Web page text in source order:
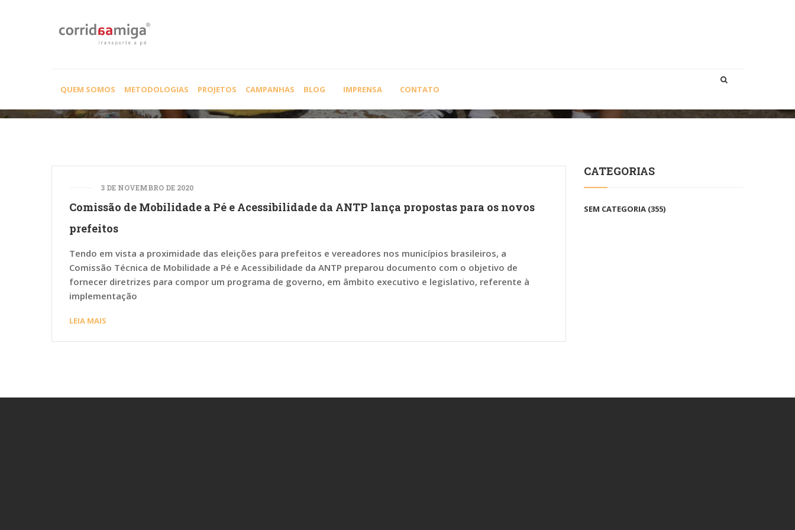
QUEM SOMOS METODOLOGIAS PROJETOS CAMPANHAS BLOG IMPRENSA CONTATO
3 DE NOVEMBRO DE 2020
Comissão de Mobilidade a Pé e Acessibilidade da ANTP lança propostas para os novos
prefeitos
Tendo em vista a proximidade das eleições para prefeitos e vereadores nos municípios brasileiros, a
Comissão Técnica de Mobilidade a Pé e Acessibilidade da ANTP preparou documento com o objetivo de
fornecer diretrizes para compor um programa de governo, em âmbito executivo e legislativo, referente à
implementação
LEIA MAIS
CATEGORIAS
SEM CATEGORIA (355)